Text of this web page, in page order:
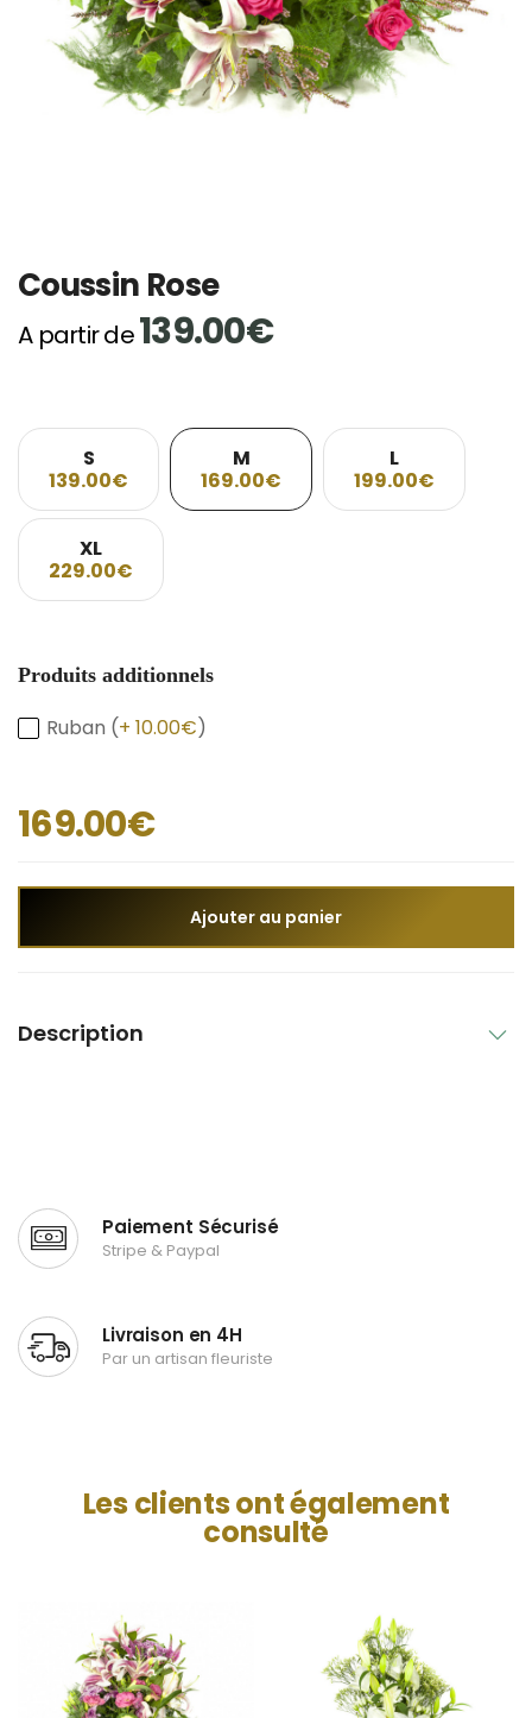
Coussin Rose
A partir de139.00€
S
139.00€
M
169.00€
L
199.00€
XL
229.00€
Produits additionnels
Ruban (+ 10.00€)
169.00€
Ajouter au panier
Description
Paiement Sécurisé
Stripe & Paypal
Livraison en 4H
Par un artisan fleuriste
Les clients ont également
consulté